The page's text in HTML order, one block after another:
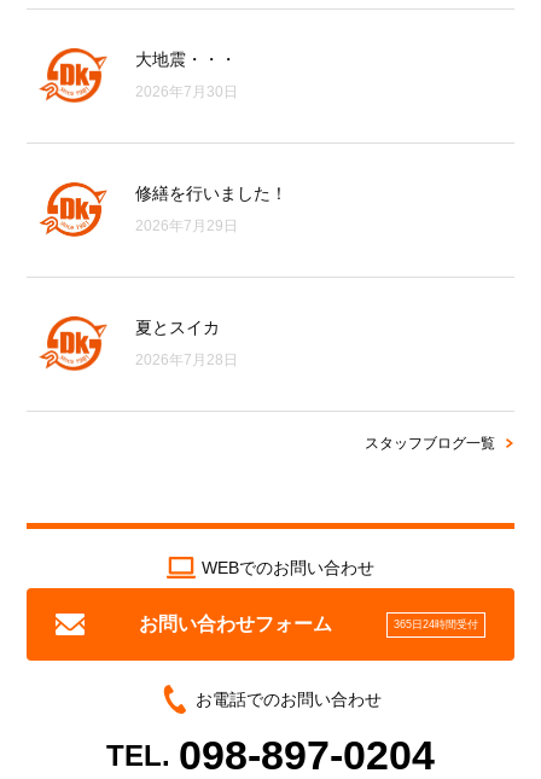
大地震・・・
2026年7月30日
修繕を行いました！
2026年7月29日
夏とスイカ
2026年7月28日
スタッフブログ一覧
WEBでのお問い合わせ
お問い合わせフォーム 365日24時間受付
お電話でのお問い合わせ
TEL. 098-897-0204